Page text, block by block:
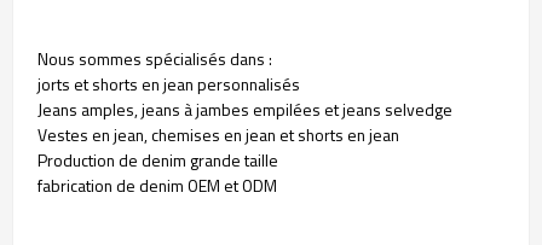
Nous sommes spécialisés dans :
jorts et shorts en jean personnalisés
Jeans amples, jeans à jambes empilées et jeans selvedge
Vestes en jean, chemises en jean et shorts en jean
Production de denim grande taille
fabrication de denim OEM et ODM